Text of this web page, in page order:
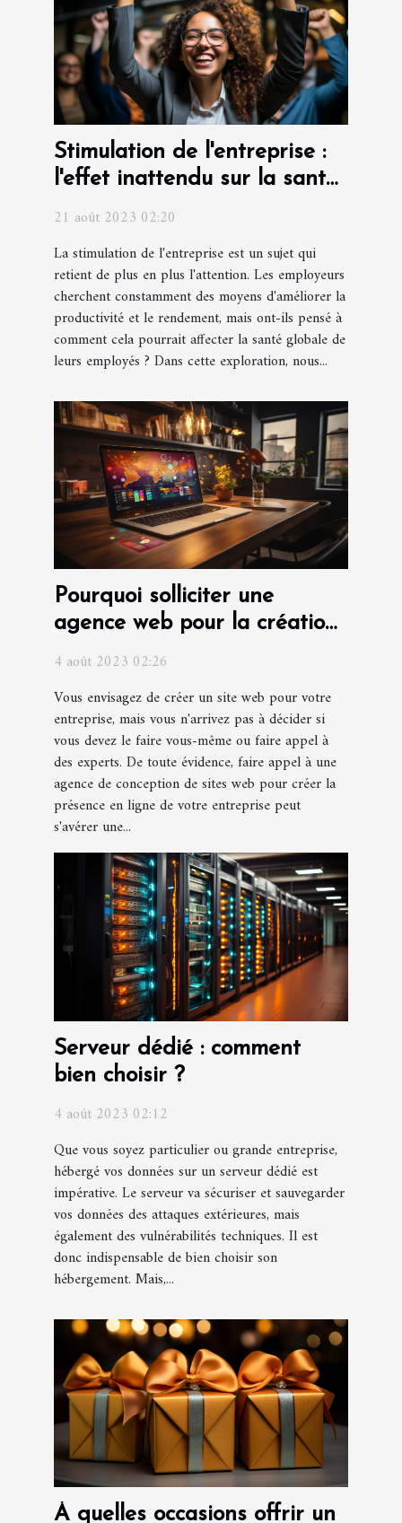
Stimulation de l'entreprise :
l'effet inattendu sur la santé
des employés
21 août 2023 02:20
La stimulation de l'entreprise est un sujet qui
retient de plus en plus l'attention. Les employeurs
cherchent constamment des moyens d'améliorer la
productivité et le rendement, mais ont-ils pensé à
comment cela pourrait affecter la santé globale de
leurs employés ? Dans cette exploration, nous...
Pourquoi solliciter une
agence web pour la création
d'un site web pour votre
4 août 2023 02:26
Vous envisagez de créer un site web pour votre
entreprise, mais vous n'arrivez pas à décider si
vous devez le faire vous-même ou faire appel à
des experts. De toute évidence, faire appel à une
agence de conception de sites web pour créer la
présence en ligne de votre entreprise peut
s'avérer une...
Serveur dédié : comment
bien choisir ?
4 août 2023 02:12
Que vous soyez particulier ou grande entreprise,
hébergé vos données sur un serveur dédié est
impérative. Le serveur va sécuriser et sauvegarder
vos données des attaques extérieures, mais
également des vulnérabilités techniques. Il est
donc indispensable de bien choisir son
hébergement. Mais,...
À quelles occasions offrir un